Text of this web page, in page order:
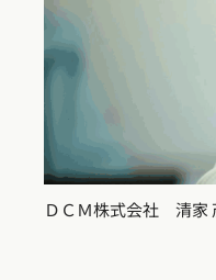
ＤＣＭ株式会社 清家